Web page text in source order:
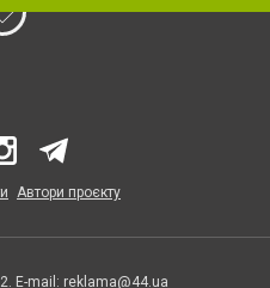
Автори проєкту
E-mail: reklama@44.ua